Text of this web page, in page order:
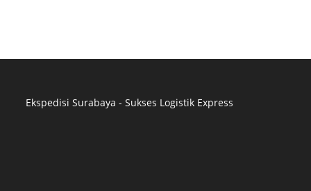
Ekspedisi Surabaya - Sukses Logistik Express